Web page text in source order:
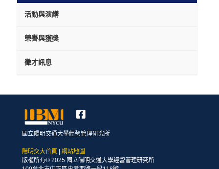
活動與演講
榮譽與獲獎
徵才訊息
國立陽明交通大學經營管理研究所
陽明交大首頁 | 網站地圖
版權所有© 2025 國立陽明交通大學經營管理研究所